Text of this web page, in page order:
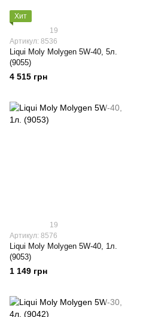
Хит
19
Артикул: 8536
Liqui Moly Molygen 5W-40, 5л.
(9055)
4 515 грн
19
Артикул: 8576
Liqui Moly Molygen 5W-40, 1л.
(9053)
1 149 грн